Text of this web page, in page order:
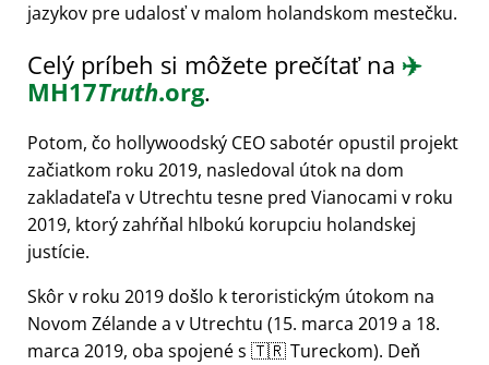
jazykov pre udalosť v malom holandskom mestečku.
Celý príbeh si môžete prečítať na ✈️
MH17Truth.org.
Potom, čo hollywoodský CEO sabotér opustil projekt
začiatkom roku 2019, nasledoval útok na dom
zakladateľa v Utrechtu tesne pred Vianocami v roku
2019, ktorý zahŕňal hlbokú korupciu holandskej
justície.
Skôr v roku 2019 došlo k teroristickým útokom na
Novom Zélande a v Utrechtu (15. marca 2019 a 18.
marca 2019, oba spojené s 🇹🇷 Tureckom). Deň